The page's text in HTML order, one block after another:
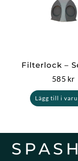
Filterlock –
585 kr
Lägg till i